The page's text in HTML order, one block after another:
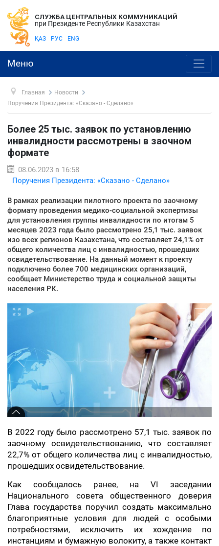
СЛУЖБА ЦЕНТРАЛЬНЫХ КОММУНИКАЦИЙ
при Президенте Республики Казахстан
ҚАЗ РУС ENG
Меню
Главная
Новости
Поручения Президента: «Сказано - Сделано»
Более 25 тыс. заявок по установлению
инвалидности рассмотрены в заочном
формате
08.06.2023 в 16:58
Поручения Президента: «Сказано - Сделано»
В рамках реализации пилотного проекта по заочному
формату проведения медико-социальной экспертизы
для установления группы инвалидности по итогам 5
месяцев 2023 года было рассмотрено 25,1 тыс. заявок
изо всех регионов Казахстана, что составляет 24,1% от
общего количества лиц с инвалидностью, прошедших
освидетельствование. На данный момент к проекту
подключено более 700 медицинских организаций,
сообщает Министерство труда и социальной защиты
населения РК.
В 2022 году было рассмотрено 57,1 тыс. заявок по
заочному освидетельствованию, что составляет
22,7% от общего количества лиц с инвалидностью,
прошедших освидетельствование.
Как сообщалось ранее, на VI заседании
Национального совета общественного доверия
Глава государства поручил создать максимально
благоприятные условия для людей с особыми
потребностями, исключить их хождение по
инстанциям и бумажную волокиту, а также контакт